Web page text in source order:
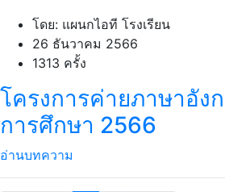
โดย: แผนกไอที โรงเรียน
26 ธันวาคม 2566
1313 ครั้ง
โครงการค่ายภาษาอัง
การศึกษา 2566
อ่านบทความ